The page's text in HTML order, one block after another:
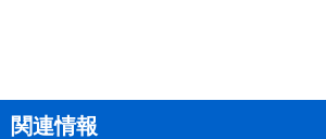
関連情報